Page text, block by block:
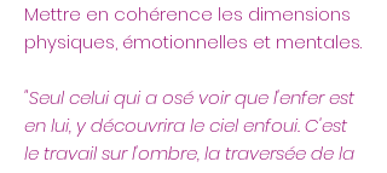
Mettre en cohérence les dimensions
physiques, émotionnelles et mentales.
"Seul celui qui a osé voir que l'enfer est
en lui, y découvrira le ciel enfoui. C'est
le travail sur l'ombre, la traversée de la